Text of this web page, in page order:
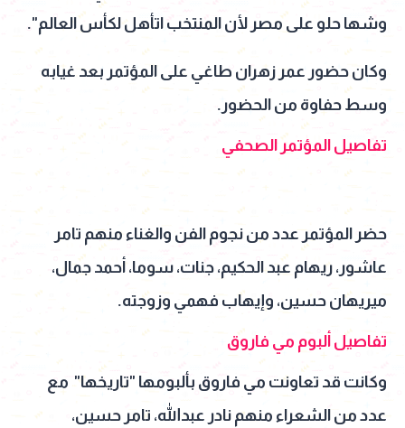
وشها حلو على مصر لأن المنتخب اتأهل لكأس العالم".
وكان حضور عمر زهران طاغي على المؤتمر بعد غيابه
وسط حفاوة من الحضور.
تفاصيل المؤتمر الصحفي
حضر المؤتمر عدد من نجوم الفن والغناء منهم تامر
عاشور، ريهام عبد الحكيم، جنات، سوما، أحمد جمال،
ميريهان حسين، وإيهاب فهمي وزوجته.
تفاصيل ألبوم مي فاروق
وكانت قد تعاونت مي فاروق بألبومها "تاريخها" مع
عدد من الشعراء منهم نادر عبدالله، تامر حسين،